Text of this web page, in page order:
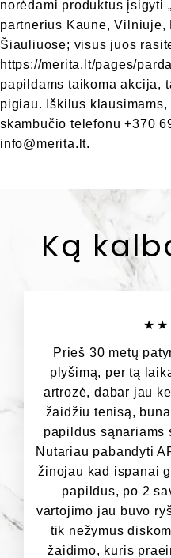
norėdami produktus įsigyti
partnerius Kaune,
Šiauliuose; visus juos
https://merita.lt/pages/
papildams taikoma akcija,
pigiau. Iškilus
skambučio telefonu +370
info@merita.lt.
Ką
Prieš 30 metų
plyšimą, per tą
artrozė, dabar jau
žaidžiu tenisą,
papildus sąnariams
Nutariau pabandyti
žinojau kad ispanai
papildus, po 2
vartojimo jau buvo
tik nežymus
žaidimo, kuris